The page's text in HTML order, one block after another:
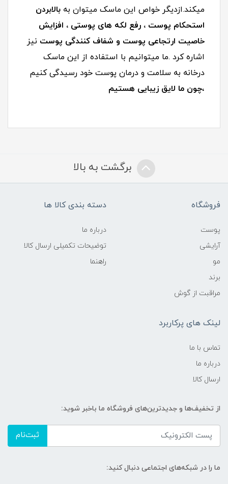
میکند.ازدیگر خواص این ماسک میتوان به بالابردن
استحکام پوست ، رفع لکه های پوستی ، افزایش
خاصیت ارتجاعی پوست و شفاف کنندگی پوست نیز
اشاره کرد .ما میتوانیم با استفاده از این ماسک
درخانه به سلامت و درمان پوست خود رسیدگی کنیم
،چون ما لایق زیبایی هستیم
برگشت به بالا
فروشگاه
پوست
آرایشی
مو
برند
مراقبت از گوش
دسته بندی کالا ها
درباره ما
توضیحات تکمیلی ارسال کالا
راهنما
لینک های پرکاربرد
تماس با ما
درباره ما
ارسال کالا
از تخفیف‌ها و جدیدترین‌های فروشگاه ما باخبر شوید:
ثبت‌نام
ما را در شبکه‌های اجتماعی دنبال کنید: